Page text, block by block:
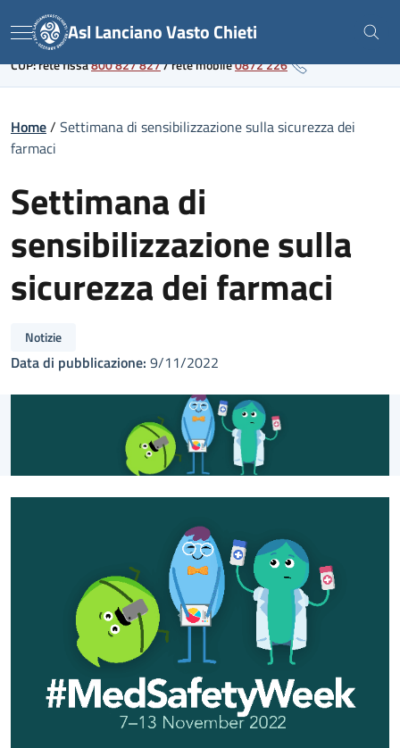
to
content
Link al portale sanitario regionale
Menu Asl Lanciano Vasto Chieti
CUP: rete fissa800 827 827/rete mobile0872 226
Home/ Settimana di sensibilizzazione sulla sicurezza dei
farmaci
Settimana di
sensibilizzazione sulla
sicurezza dei farmaci
Notizie
Data di pubblicazione: 9/11/2022